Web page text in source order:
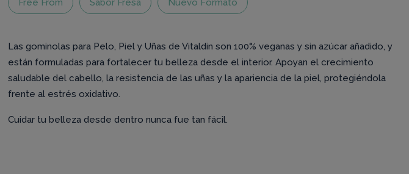
Free From Sabor Fresa Nuevo Formato
Las gominolas para Pelo, Piel y Uñas de Vitaldin son 100% veganas y sin azúcar añadido, y
están formuladas para fortalecer tu belleza desde el interior. Apoyan el crecimiento
saludable del cabello, la resistencia de las uñas y la apariencia de la piel, protegiéndola
frente al estrés oxidativo.
Cuidar tu belleza desde dentro nunca fue tan fácil.